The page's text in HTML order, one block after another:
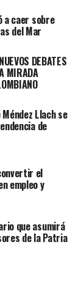
a caer sobre
del Mar
DEBATES
MIRADA
Llach se
de
el
empleo y
que asumirá
de la Patria